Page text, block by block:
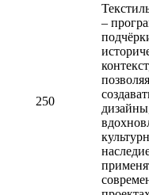
250
–
позволяя